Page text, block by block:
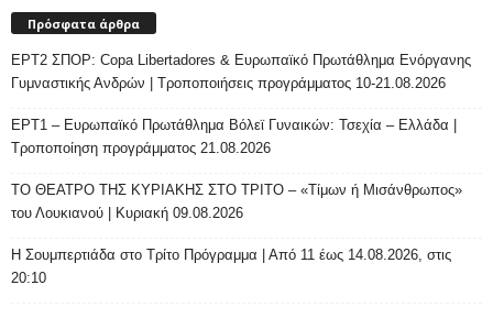
Πρόσφατα άρθρα
ΕΡΤ2 ΣΠΟΡ: Copa Libertadores & Ευρωπαϊκό Πρωτάθλημα Ενόργανης
Γυμναστικής Ανδρών | Τροποποιήσεις προγράμματος 10-21.08.2026
ΕΡΤ1 – Ευρωπαϊκό Πρωτάθλημα Βόλεϊ Γυναικών: Τσεχία – Ελλάδα |
Τροποποίηση προγράμματος 21.08.2026
ΤΟ ΘΕΑΤΡΟ ΤΗΣ ΚΥΡΙΑΚΗΣ ΣΤΟ ΤΡΙΤΟ – «Τίμων ή Μισάνθρωπος»
του Λουκιανού | Κυριακή 09.08.2026
H Σουμπερτιάδα στο Τρίτο Πρόγραμμα | Από 11 έως 14.08.2026, στις
20:10